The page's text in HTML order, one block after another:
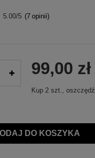
5.00/5 (7 opinii)
99,00 zł
Kup 2 szt., oszczędź
DO KOSZYKA